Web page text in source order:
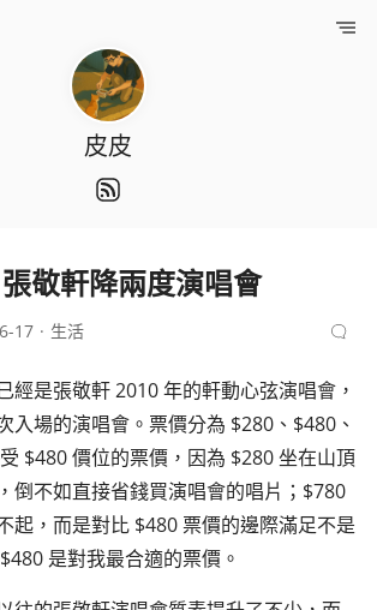
皮皮
敬軒降兩度演唱會
17 生活
經是張敬軒 2010 年的軒動心弦演唱會，
入場的演唱會。票價分為 $280、$480、
$480 價位的票價，因為 $280 坐在山頂
倒不如直接省錢買演唱會的唱片；$780
起，而是對比 $480 票價的邊際滿足不是
是對我最合適的票價。